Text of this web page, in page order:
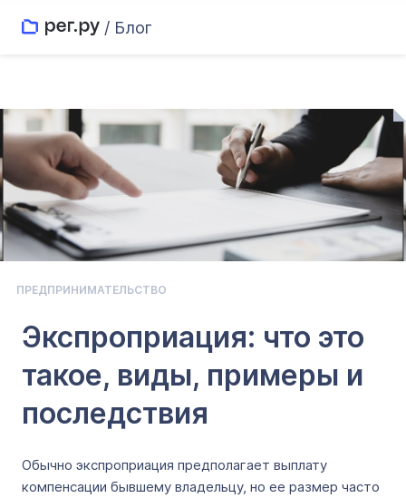
/ Блог
ПРЕДПРИНИМАТЕЛЬСТВО
Экспроприация: что это
такое, виды, примеры и
последствия
Обычно экспроприация предполагает выплату
компенсации бывшему владельцу, но ее размер часто